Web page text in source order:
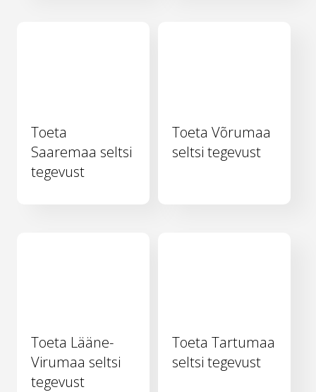
Toeta
Saaremaa seltsi
tegevust
Toeta Võrumaa
seltsi tegevust
Toeta Lääne-
Virumaa seltsi
tegevust
Toeta Tartumaa
seltsi tegevust